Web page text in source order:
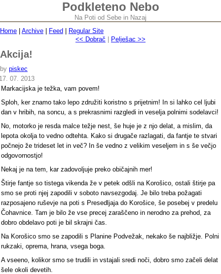
Podkleteno Nebo
Na Poti od Sebe in Nazaj
Home
Archive Feed
Regular Site
<< Dobrač
Pelješac >>
Akcija!
by piskec
07. 2013
Markacijska je težka, vam povem!
Sploh, ker znamo tako lepo združiti koristno s prijetnim! In si lahko cel ljubi
dan v hribih, na soncu, a s prekrasnimi razgledi in veselja polnimi sodelavci!
No, motorko je resda malce težje nest, še huje je z njo delat, a mislim, da
lepota okolja to vedno odtehta. Kako si drugače razlagati, da fantje te stvari
počnejo že trideset let in več? In še vedno z velikim veseljem in s še večjo
odgovornostjo!
Nekaj je na tem, kar zadovoljuje preko običajnih mer!
Štirje fantje so tistega vikenda že v petek odšli na Korošico, ostali štirje pa
smo se proti njej zapodili v soboto navsezgodaj. Je bilo treba požagati
razposajeno ruševje na poti s Presedljaja do Korošice, še posebej v predelu
Čohavnice. Tam je bilo že vse precej zaraščeno in nerodno za prehod, za
dobro obdelavo poti je bil skrajni čas.
Na Korošico smo se zapodili s Planine Podvežak, nekako še najbližje. Polni
rukzaki, oprema, hrana, vsega boga.
A vseeno, kolikor smo se trudili in vstajali sredi noči, dobro smo začeli delat
šele okoli devetih.